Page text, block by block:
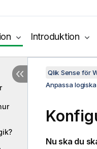
Introduktion
Qlik Sense för
Anpassa
Nu ska du